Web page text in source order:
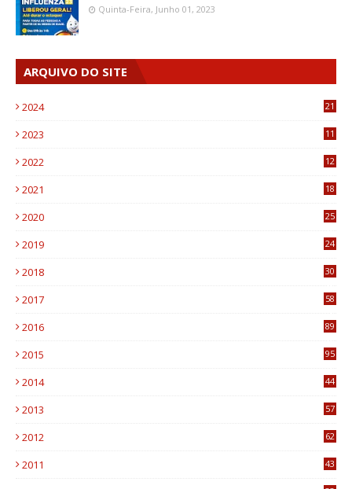
Quinta-Feira, Junho 01, 2023
ARQUIVO DO SITE
2024 21
2023
11
2022
12
2021
18
2020
25
2019
24
2018
30
2017
58
2016
89
2015
95
2014
44
2013
57
2012
62
2011
43